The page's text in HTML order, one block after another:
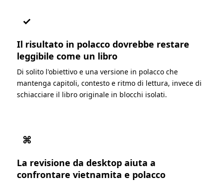
✓
Il risultato in polacco dovrebbe restare
leggibile come un libro
Di solito l'obiettivo e una versione in polacco che
mantenga capitoli, contesto e ritmo di lettura, invece di
schiacciare il libro originale in blocchi isolati.
⌘
La revisione da desktop aiuta a
confrontare vietnamita e polacco